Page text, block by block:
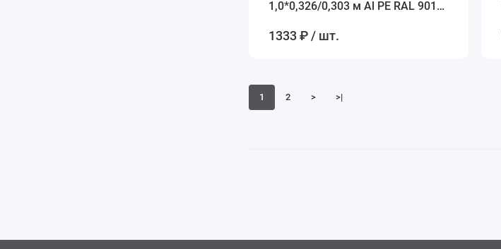
1,0*0,326/0,303 м Al PE RAL 9010
1333 ₽ / шт.
1 2 > >|